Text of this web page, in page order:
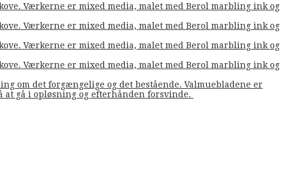
Værkerne er mixed media, malet med Berol marbling ink og
Værkerne er mixed media, malet med Berol marbling ink og
Værkerne er mixed media, malet med Berol marbling ink og
Værkerne er mixed media, malet med Berol marbling ink og
om det forgængelige og det bestående. Valmuebladene er
gå i opløsning og efterhånden forsvinde.